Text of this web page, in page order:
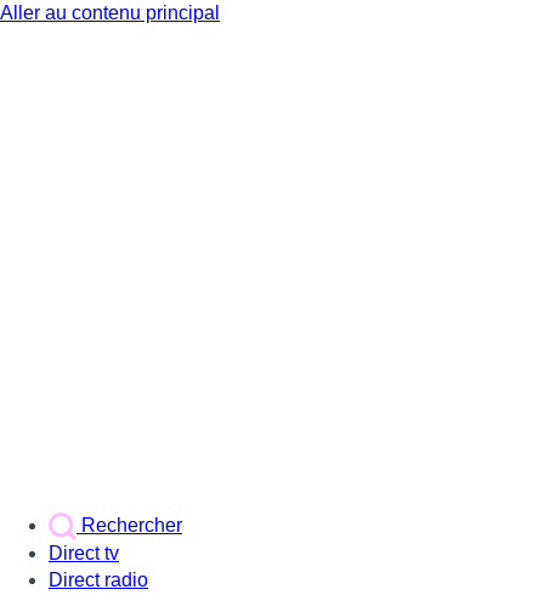
Aller au contenu principal
Rechercher
Direct tv
Direct radio